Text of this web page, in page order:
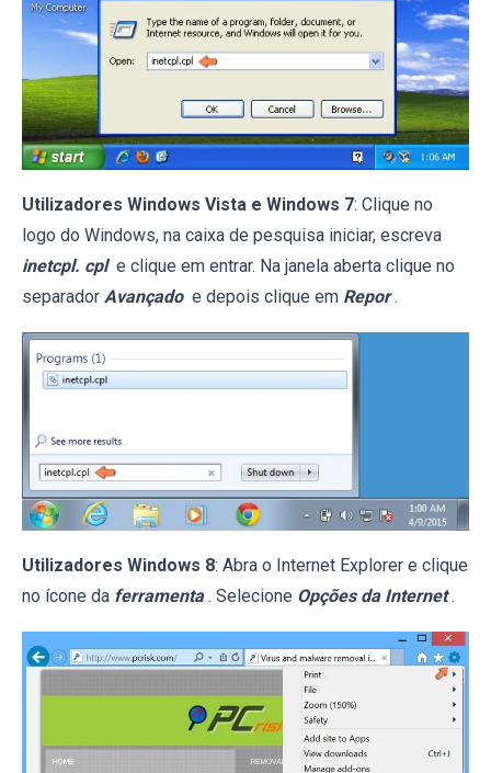
Utilizadores Windows Vista e Windows 7: Clique no
logo do Windows, na caixa de pesquisa iniciar, escreva
inetcpl. cpl e clique em entrar. Na janela aberta clique no
separador Avançado e depois clique em Repor .
Utilizadores Windows 8: Abra o Internet Explorer e clique
no ícone da ferramenta . Selecione Opções da Internet .